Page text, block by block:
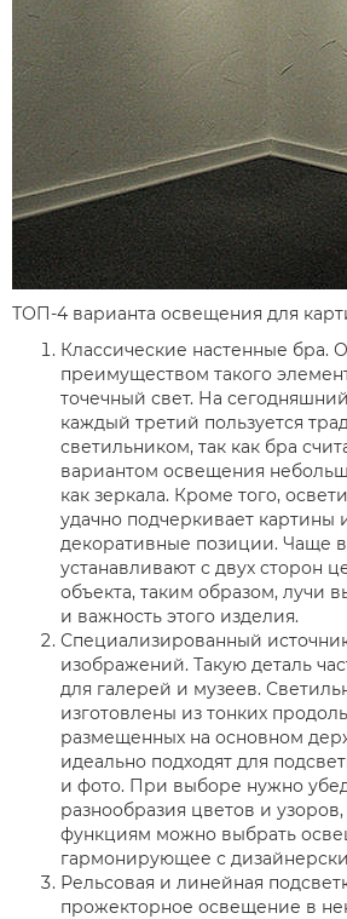
ТОП-4 варианта освещения для
Классические настенные бра.
преимуществом такого
точечный свет. На
каждый третий пользуется
светильником, так как бра
вариантом освещения
как зеркала. Кроме того,
удачно подчеркивает картины
декоративные позиции. Чаще
устанавливают с двух сторон
объекта, таким образом, лучи
и важность этого изделия.
Специализированный
изображений. Такую деталь
для галерей и музеев.
изготовлены из тонких
размещенных на основном
идеально подходят для
и фото. При выборе нужно
разнообразия цветов и
функциям можно выбрать
гармонирующее с
Рельсовая и линейная
прожекторное освещение в